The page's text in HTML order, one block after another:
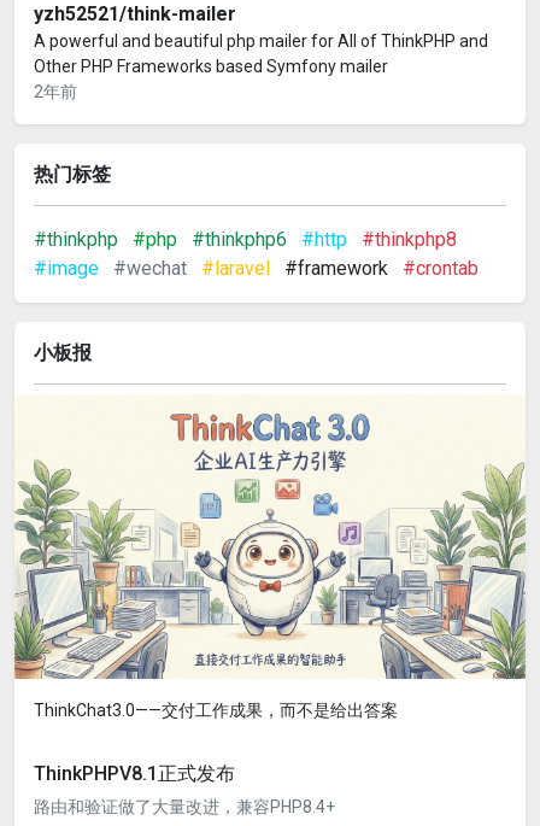
yzh52521/think-mailer
A powerful and beautiful php mailer for All of ThinkPHP and
Other PHP Frameworks based Symfony mailer
2年前
热门标签
#thinkphp #php #thinkphp6 #http
#thinkphp8
#image
#wechat #laravel #framework #crontab
小板报
ThinkChat3.0——交付工作成果，而不是给出答案
ThinkPHPV8.1正式发布
路由和验证做了大量改进，兼容PHP8.4+